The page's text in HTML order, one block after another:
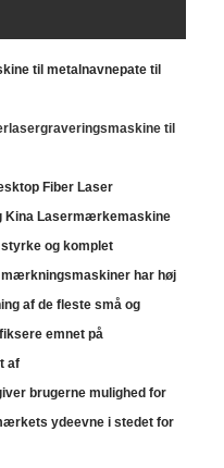
til metalnavnepate til
til
Fiber Laser
Kina Lasermærkemaskine
og komplet
har høj
af de fleste små og
emnet på
af
brugerne mulighed for
ydeevne i stedet for